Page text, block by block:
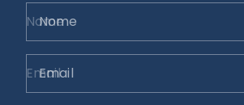
Nome
Email